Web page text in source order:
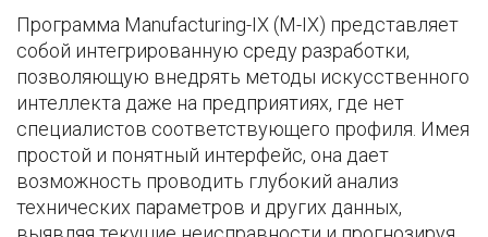
Программа Manufacturing-IX (M-IX) представляет
собой интегрированную среду разработки,
позволяющую внедрять методы искусственного
интеллекта даже на предприятиях, где нет
специалистов соответствующего профиля. Имея
простой и понятный интерфейс, она дает
возможность проводить глубокий анализ
технических параметров и других данных,